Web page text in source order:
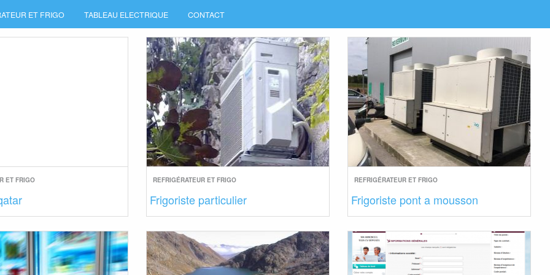
ET FRIGO TABLEAU ELECTRIQUE CONTACT
ET FRIGO REFRIGÉRATEUR ET FRIGO
Frigoriste particulier
REFRIGÉRATEUR ET FRIGO
Frigoriste pont a mousson